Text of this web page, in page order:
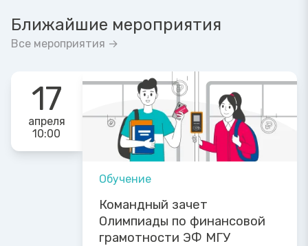
Ближайшие мероприятия
Все мероприятия →
17
апреля
10:00
Обучение
Командный зачет
Олимпиады по финансовой
грамотности ЭФ МГУ